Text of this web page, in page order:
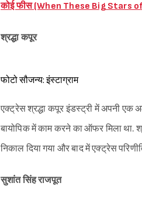
कोई फीस (When These Big Stars
श्रद्धा कपूर
फोटो सौजन्य: इंस्टाग्राम
एक्ट्रेस श्रद्धा कपूर इंडस्ट्री में अपनी एक
बायोपिक में काम करने का ऑफर मिला था.
निकाल दिया गया और बाद में एक्ट्रेस
सुशांत सिंह राजपूत